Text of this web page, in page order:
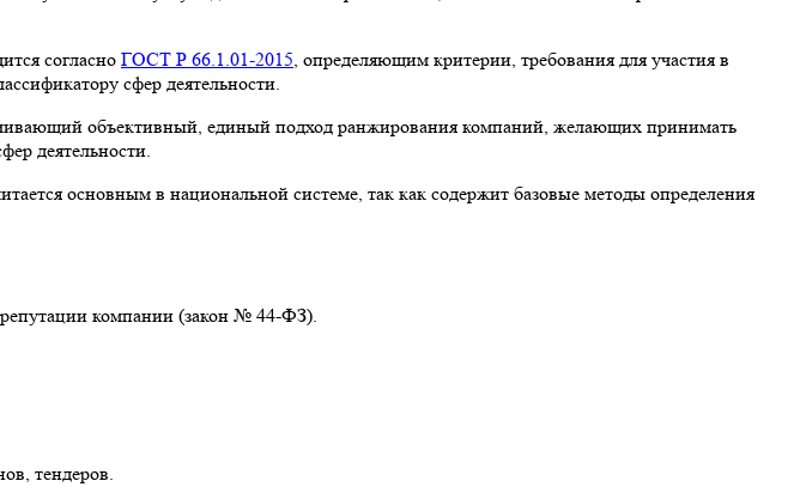
согласно ГОСТ Р 66.1.01-2015, определяющим критерии, требования для участия в
сфер деятельности.
объективный, единый подход ранжирования компаний, желающих принимать
деятельности.
основным в национальной системе, так как содержит базовые методы определения
репутации компании (закон № 44-ФЗ).
тендеров.